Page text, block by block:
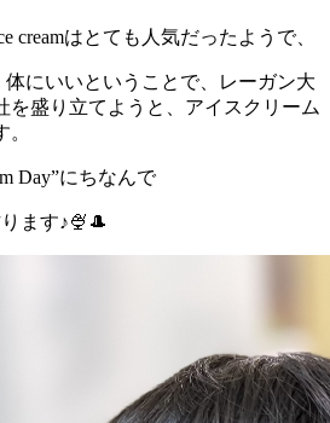
creamはとても人気だったようで、
体にいいということで、レーガン大
を盛り立てようと、アイスクリーム
Day”にちなんで
ます♪🍨🎩